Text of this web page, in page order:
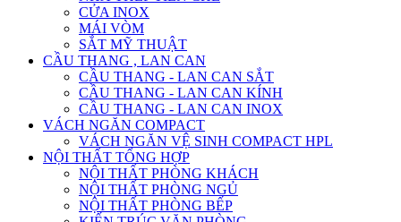
CỬA INOX
MÁI VÒM
SẮT MỸ THUẬT
CẦU THANG , LAN CAN
CẦU THANG - LAN CAN SẮT
CẦU THANG - LAN CAN KÍNH
CẦU THANG - LAN CAN INOX
VÁCH NGĂN COMPACT
VÁCH NGĂN VỆ SINH COMPACT HPL
NỘI THẤT TỔNG HỢP
NỘI THẤT PHÒNG KHÁCH
NỘI THẤT PHÒNG NGỦ
NỘI THẤT PHÒNG BẾP